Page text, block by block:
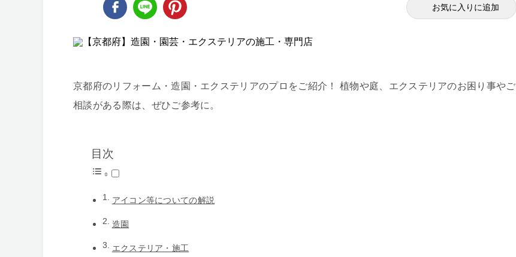
お気に入りに追加
京都府のリフォーム・造園・エクステリアのプロをご紹介！ 植物や庭、エクステリアのお困り事やご
相談がある際は、ぜひご参考に。
目次
アイコン等についての解説
造園
エクステリア・施工